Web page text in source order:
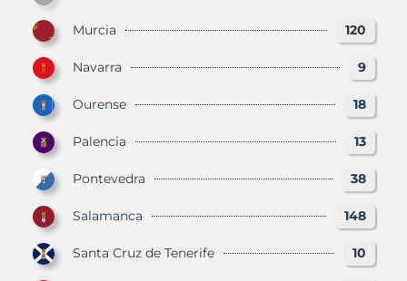
Murcia 120
Navarra 9
Ourense 18
Palencia 13
Pontevedra 38
Salamanca 148
Santa Cruz de Tenerife 10